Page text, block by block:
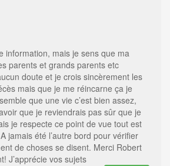
information, mais je sens que ma
parents et grands parents etc
doute et je crois sincèrement les
mais que je me réincarne ça je
que une vie c’est bien assez,
que je reviendrais pas sûr que je
je respecte ce point de vue tout est
jamais été l’autre bord pour vérifier
de choses se disent. Merci Robert
J’apprécie vos sujets